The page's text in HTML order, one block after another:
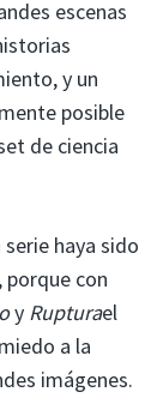
escenas
y un
posible
de ciencia
haya sido
porque con
y Rupturael
a la
imágenes.